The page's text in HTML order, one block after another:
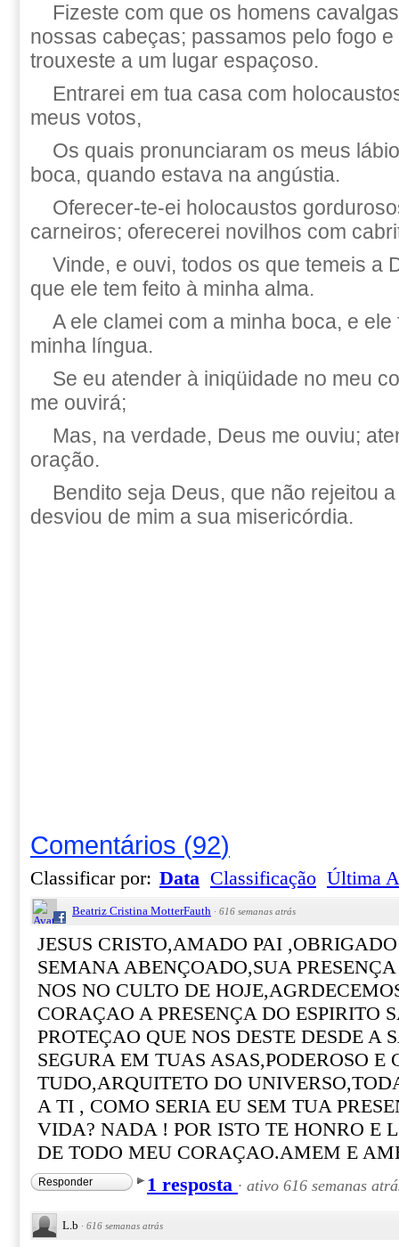
Fizeste com que os homens
nossas cabeças; passamos pelo fogo
trouxeste a um lugar espaçoso.
Entrarei em tua casa com
meus votos,
Os quais pronunciaram os meus
boca, quando estava na angústia.
Oferecer-te-ei holocaustos
carneiros; oferecerei novilhos com
Vinde, e ouvi, todos os que temeis a
que ele tem feito à minha alma.
A ele clamei com a minha boca, e
minha língua.
Se eu atender à iniqüidade no meu
me ouvirá;
Mas, na verdade, Deus me ouviu;
oração.
Bendito seja Deus, que não rejeitou
desviou de mim a sua misericórdia.
Comentários (92)
Classificar por: Data Classificação Última
Beatriz Cristina MotterFauth · 616 semanas atrás
JESUS CRISTO,AMADO PAI
SEMANA ABENÇOADO,SUA
NOS NO CULTO DE
CORAÇAO A PRESENÇA DO ESPIRITO
PROTEÇAO QUE NOS DESTE DESDE A
SEGURA EM TUAS ASAS,PODEROSO E
TUDO,ARQUITETO DO
A TI , COMO SERIA EU SEM TUA
VIDA? NADA ! POR ISTO TE HONRO E
DE TODO MEU CORAÇAO.AMEM E
Responder 1 resposta · ativo 616 semanas
L.b · 616 semanas atrás